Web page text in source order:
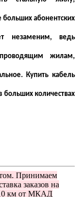
абонентских
незаменим, ведь
жилам,
Купить кабель
количествах
Принимаем
заказов на
км от МКАД